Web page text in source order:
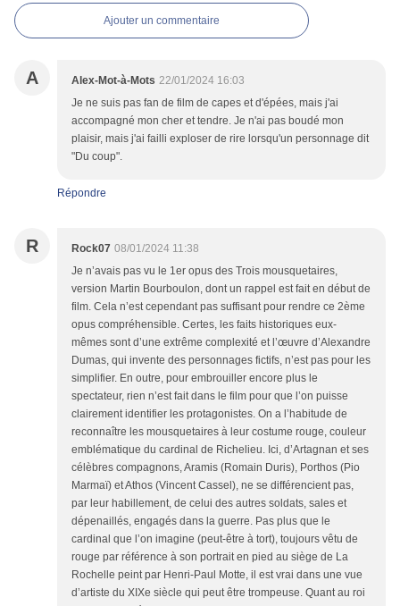
Ajouter un commentaire
A Alex-Mot-à-Mots 22/01/2024 16:03
Je ne suis pas fan de film de capes et d'épées, mais j'ai
accompagné mon cher et tendre. Je n'ai pas boudé mon
plaisir, mais j'ai failli exploser de rire lorsqu'un personnage dit
"Du coup".
Répondre
R Rock07 08/01/2024 11:38
Je n’avais pas vu le 1er opus des Trois mousquetaires,
version Martin Bourboulon, dont un rappel est fait en début de
film. Cela n’est cependant pas suffisant pour rendre ce 2ème
opus compréhensible. Certes, les faits historiques eux-
mêmes sont d’une extrême complexité et l’œuvre d’Alexandre
Dumas, qui invente des personnages fictifs, n’est pas pour les
simplifier. En outre, pour embrouiller encore plus le
spectateur, rien n’est fait dans le film pour que l’on puisse
clairement identifier les protagonistes. On a l’habitude de
reconnaître les mousquetaires à leur costume rouge, couleur
emblématique du cardinal de Richelieu. Ici, d’Artagnan et ses
célèbres compagnons, Aramis (Romain Duris), Porthos (Pio
Marmaï) et Athos (Vincent Cassel), ne se différencient pas,
par leur habillement, de celui des autres soldats, sales et
dépenaillés, engagés dans la guerre. Pas plus que le
cardinal que l’on imagine (peut-être à tort), toujours vêtu de
rouge par référence à son portrait en pied au siège de La
Rochelle peint par Henri-Paul Motte, il est vrai dans une vue
d’artiste du XIXe siècle qui peut être trompeuse. Quant au roi